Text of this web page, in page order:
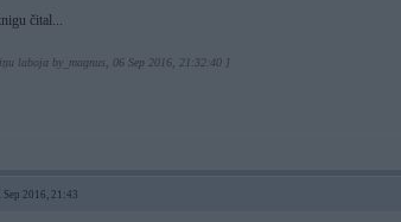
čital...
laboja by_magnus, 06 Sep 2016, 21:32:40 ]
Sep 2016, 21:43